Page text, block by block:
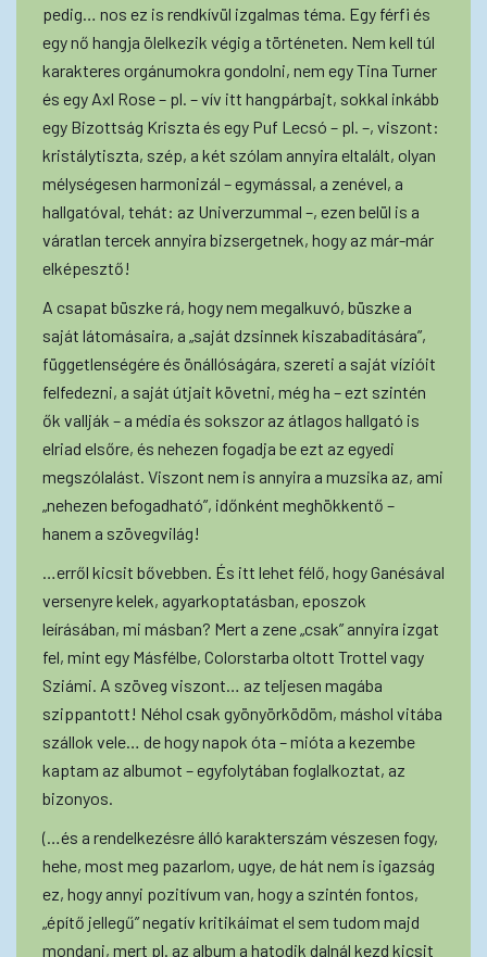
pedig… nos ez is rendkívül izgalmas téma. Egy férfi és
egy nő hangja ölelkezik végig a történeten. Nem kell túl
karakteres orgánumokra gondolni, nem egy Tina Turner
és egy Axl Rose – pl. – vív itt hangpárbajt, sokkal inkább
egy Bizottság Kriszta és egy Puf Lecsó – pl. –, viszont:
kristálytiszta, szép, a két szólam annyira eltalált, olyan
mélységesen harmonizál – egymással, a zenével, a
hallgatóval, tehát: az Univerzummal –, ezen belül is a
váratlan tercek annyira bizsergetnek, hogy az már-már
elképesztő!
A csapat büszke rá, hogy nem megalkuvó, büszke a
saját látomásaira, a „saját dzsinnek kiszabadítására”,
függetlenségére és önállóságára, szereti a saját vízióit
felfedezni, a saját útjait követni, még ha – ezt szintén
ők vallják – a média és sokszor az átlagos hallgató is
elriad elsőre, és nehezen fogadja be ezt az egyedi
megszólalást. Viszont nem is annyira a muzsika az, ami
„nehezen befogadható”, időnként meghökkentő –
hanem a szövegvilág!
…erről kicsit bővebben. És itt lehet félő, hogy Ganésával
versenyre kelek, agyarkoptatásban, eposzok
leírásában, mi másban? Mert a zene „csak” annyira izgat
fel, mint egy Másfélbe, Colorstarba oltott Trottel vagy
Sziámi. A szöveg viszont… az teljesen magába
szippantott! Néhol csak gyönyörködöm, máshol vitába
szállok vele… de hogy napok óta – mióta a kezembe
kaptam az albumot – egyfolytában foglalkoztat, az
bizonyos.
(…és a rendelkezésre álló karakterszám vészesen fogy,
hehe, most meg pazarlom, ugye, de hát nem is igazság
ez, hogy annyi pozitívum van, hogy a szintén fontos,
„építő jellegű” negatív kritikáimat el sem tudom majd
mondani, mert pl. az album a hatodik dalnál kezd kicsit